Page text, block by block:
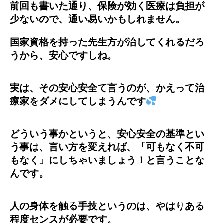
前回も書いた通り、保険が効く医療は負担が
少ないので、通い易いかもしれません。
国家資格を持った先生方が治してくれるだろ
うから、安心ですしね。
実は、その安心安全て言うのが、かえって治
療家をダメにしてしまうんです
どういう事かというと、安心安全の基準とい
う事は、言い方を変えれば、「可もなく不可
もなく」にしちゃいましょう！と言うことな
んです。
人の身体を触る手技というのは、やはりある
程度センスが必要です。